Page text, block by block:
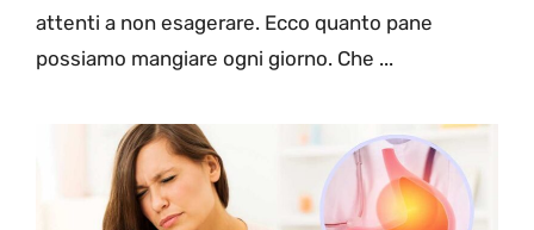
attenti a non esagerare. Ecco quanto pane
possiamo mangiare ogni giorno. Che ...